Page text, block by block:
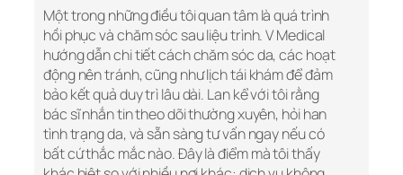
Một trong những điều tôi quan tâm là quá trình
hồi phục và chăm sóc sau liệu trình. V Medical
hướng dẫn chi tiết cách chăm sóc da, các hoạt
động nên tránh, cũng như lịch tái khám để đảm
bảo kết quả duy trì lâu dài. Lan kể với tôi rằng
bác sĩ nhắn tin theo dõi thường xuyên, hỏi han
tình trạng da, và sẵn sàng tư vấn ngay nếu có
bất cứ thắc mắc nào. Đây là điểm mà tôi thấy